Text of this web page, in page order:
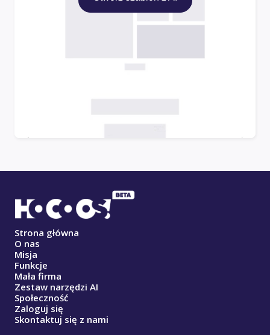
Strona główna
O nas
Misja
Funkcje
Mała firma
Zestaw narzędzi AI
Społeczność
Zaloguj się
Skontaktuj się z nami